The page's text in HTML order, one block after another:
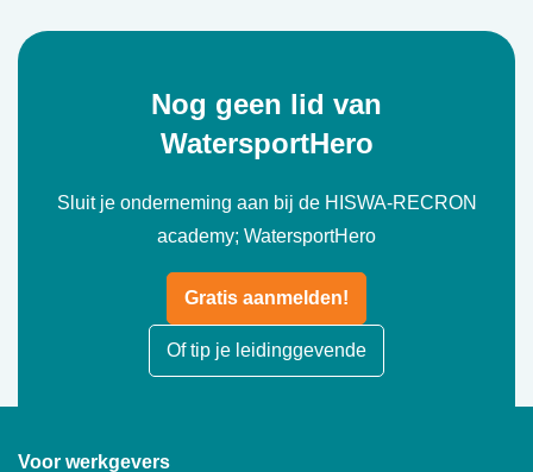
Nog geen lid van
WatersportHero
Sluit je onderneming aan bij de HISWA-RECRON
academy; WatersportHero
Gratis aanmelden!
Of tip je leidinggevende
Voor werkgevers